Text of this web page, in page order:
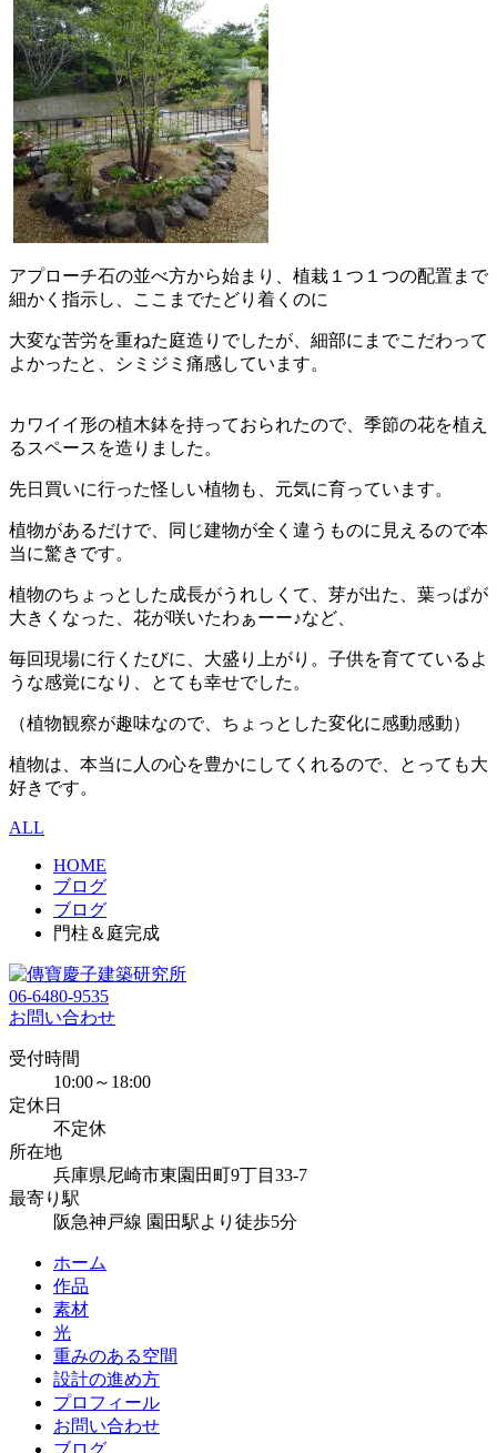
アプローチ石の並べ方から始まり、植栽１つ１つの配置まで
細かく指示し、ここまでたどり着くのに
大変な苦労を重ねた庭造りでしたが、細部にまでこだわって
よかったと、シミジミ痛感しています。
カワイイ形の植木鉢を持っておられたので、季節の花を植え
るスペースを造りました。
先日買いに行った怪しい植物も、元気に育っています。
植物があるだけで、同じ建物が全く違うものに見えるので本
当に驚きです。
植物のちょっとした成長がうれしくて、芽が出た、葉っぱが
大きくなった、花が咲いたわぁーー♪など、
毎回現場に行くたびに、大盛り上がり。子供を育てているよ
うな感覚になり、とても幸せでした。
（植物観察が趣味なので、ちょっとした変化に感動感動）
植物は、本当に人の心を豊かにしてくれるので、とっても大
好きです。
ALL
HOME
ブログ
ブログ
門柱＆庭完成
06-6480-9535
お問い合わせ
受付時間
10:00～18:00
定休日
不定休
所在地
兵庫県尼崎市東園田町9丁目33-7
最寄り駅
阪急神戸線 園田駅より徒歩5分
ホーム
作品
素材
光
重みのある空間
設計の進め方
プロフィール
お問い合わせ
ブログ